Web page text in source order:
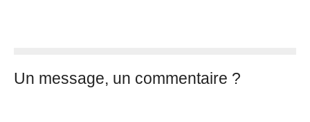
Un message, un commentaire ?